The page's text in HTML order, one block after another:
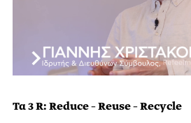
Τα 3 R: Reduce – Reuse – Recycle